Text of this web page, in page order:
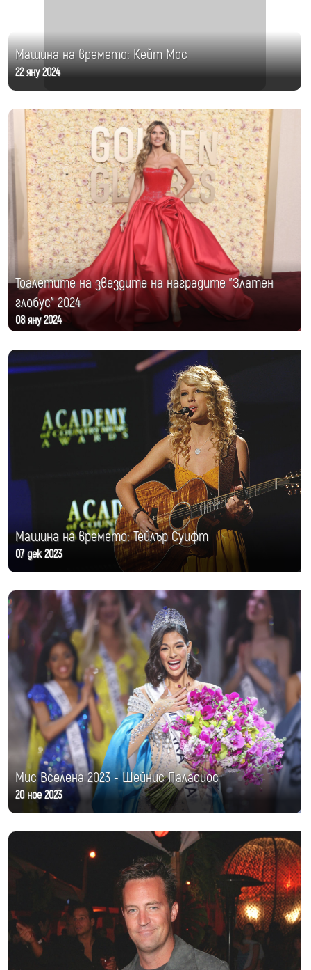
Машина на времето: Кейт Мос
22 яну 2024
Тоалетите на звездите на наградите "Златен
глобус" 2024
08 яну 2024
Машина на времето: Тейлър Суифт
07 дек 2023
Мис Вселена 2023 - Шейнис Паласиос
20 ное 2023